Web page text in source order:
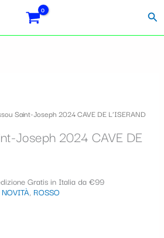
Saint-Joseph 2024 CAVE DE L’ISERAND
Joseph 2024 CAVE DE
Gratis in Italia da €99
NOVITÀ, ROSSO